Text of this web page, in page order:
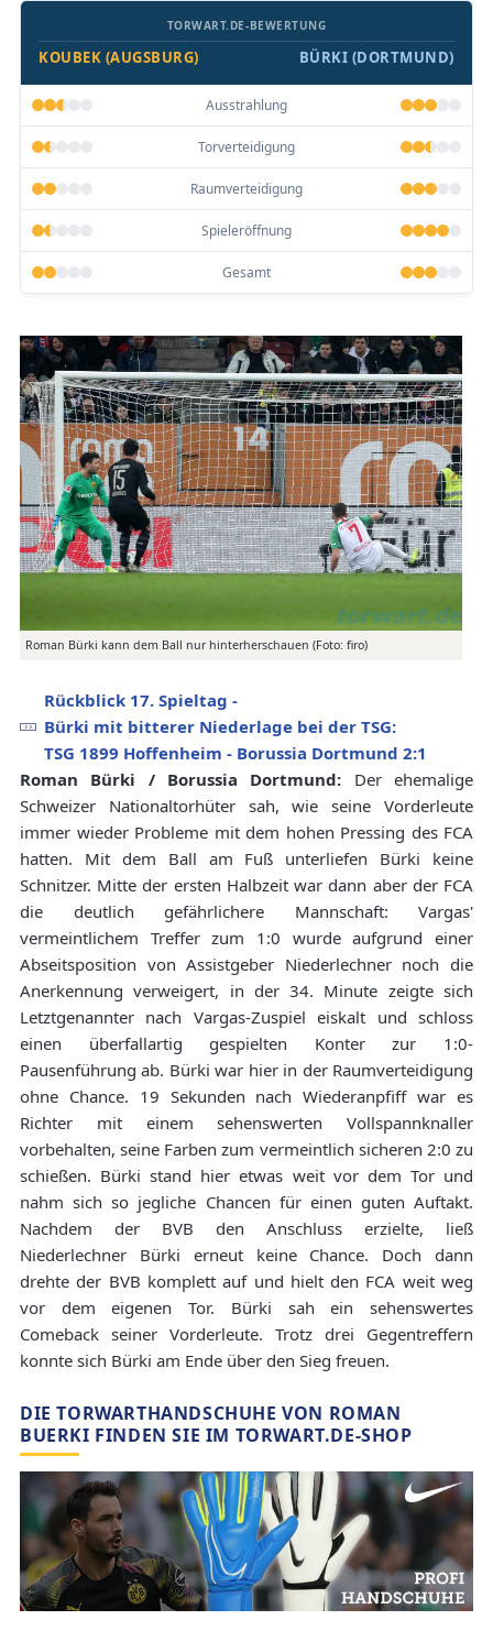
KOUBEK (AUGSBURG)
TORWART.DE-BEWERTUNG
BÜRKI (DORTMUND)
Ausstrahlung
Torverteidigung
Raumverteidigung
Spieleröffnung
Gesamt
Roman Bürki kann dem Ball nur hinterherschauen (Foto: firo)
Rückblick 17. Spieltag -
Bürki mit bitterer Niederlage bei der TSG:
TSG 1899 Hoffenheim - Borussia Dortmund 2:1
Roman Bürki / Borussia Dortmund: Der ehemalige
Schweizer Nationaltorhüter sah, wie seine Vorderleute
immer wieder Probleme mit dem hohen Pressing des FCA
hatten. Mit dem Ball am Fuß unterliefen Bürki keine
Schnitzer. Mitte der ersten Halbzeit war dann aber der FCA
die deutlich gefährlichere Mannschaft: Vargas'
vermeintlichem Treffer zum 1:0 wurde aufgrund einer
Abseitsposition von Assistgeber Niederlechner noch die
Anerkennung verweigert, in der 34. Minute zeigte sich
Letztgenannter nach Vargas-Zuspiel eiskalt und schloss
einen überfallartig gespielten Konter zur 1:0-
Pausenführung ab. Bürki war hier in der Raumverteidigung
ohne Chance. 19 Sekunden nach Wiederanpfiff war es
Richter mit einem sehenswerten Vollspannknaller
vorbehalten, seine Farben zum vermeintlich sicheren 2:0 zu
schießen. Bürki stand hier etwas weit vor dem Tor und
nahm sich so jegliche Chancen für einen guten Auftakt.
Nachdem der BVB den Anschluss erzielte, ließ
Niederlechner Bürki erneut keine Chance. Doch dann
drehte der BVB komplett auf und hielt den FCA weit weg
vor dem eigenen Tor. Bürki sah ein sehenswertes
Comeback seiner Vorderleute. Trotz drei Gegentreffern
konnte sich Bürki am Ende über den Sieg freuen.
DIE TORWARTHANDSCHUHE VON ROMAN
BUERKI FINDEN SIE IM TORWART.DE-SHOP